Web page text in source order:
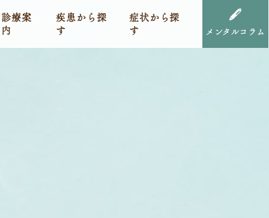
診療案
内
疾患から探
す
症状から探
す
メンタルコラム